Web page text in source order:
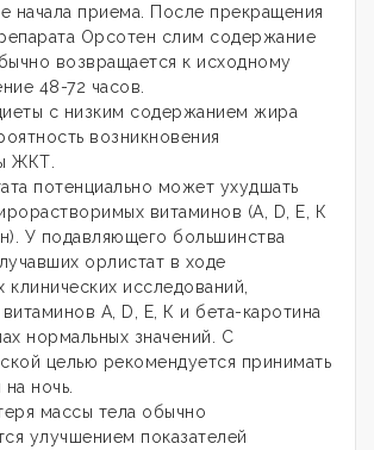
начала приема. После прекращения
Орсотен слим содержание
возвращается к исходному
48-72 часов.
с низким содержанием жира
возникновения
ЖКТ.
потенциально может ухудшать
витаминов (A, D, Е, К
У подавляющего большинства
орлистат в ходе
клинических исследований,
A, D, Е, К и бета-каротина
нормальных значений. С
целью рекомендуется принимать
ночь.
массы тела обычно
улучшением показателей